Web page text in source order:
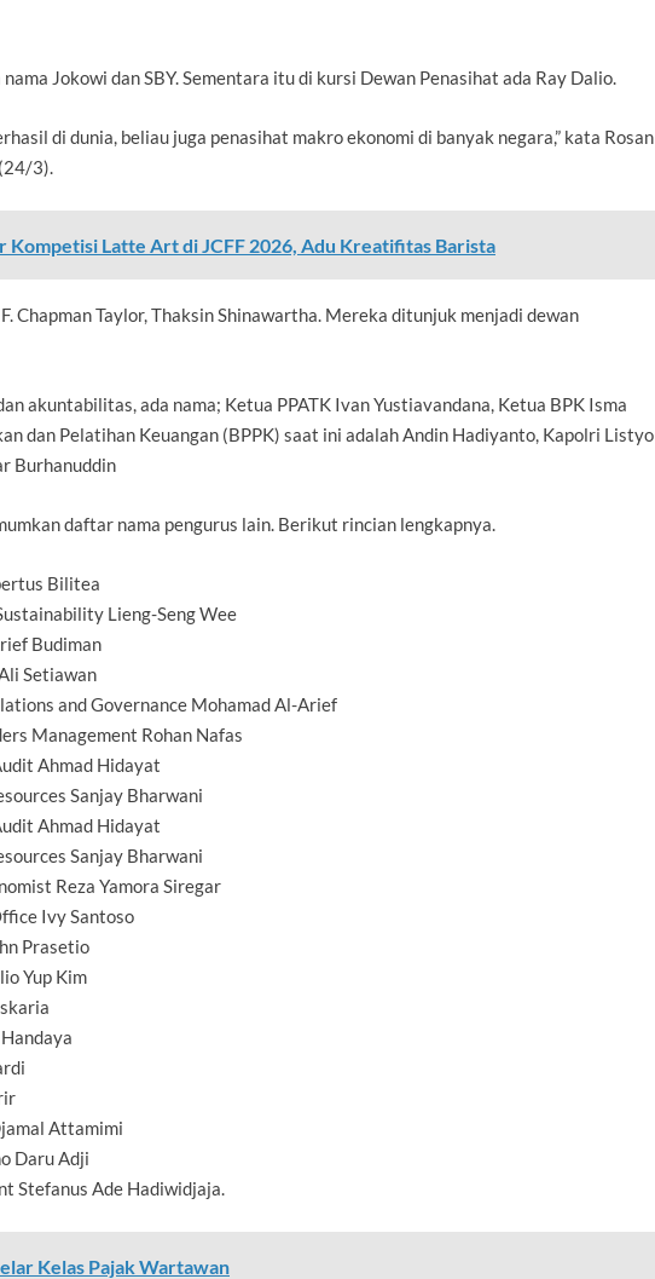
Jokowi dan SBY. Sementara itu di kursi Dewan Penasihat ada Ray Dalio.
di dunia, beliau juga penasihat makro ekonomi di banyak negara,” kata Rosan
3).
Kompetisi Latte Art di JCFF 2026, Adu Kreatifitas Barista
Chapman Taylor, Thaksin Shinawartha. Mereka ditunjuk menjadi dewan
akuntabilitas, ada nama; Ketua PPATK Ivan Yustiavandana, Ketua BPK Isma
dan Pelatihan Keuangan (BPPK) saat ini adalah Andin Hadiyanto, Kapolri Listyo
Burhanuddin
daftar nama pengurus lain. Berikut rincian lengkapnya.
Bilitea
Lieng-Seng Wee
Budiman
Setiawan
and Governance Mohamad Al-Arief
Management Rohan Nafas
Ahmad Hidayat
Sanjay Bharwani
Ahmad Hidayat
Sanjay Bharwani
Reza Yamora Siregar
Ivy Santoso
Prasetio
Yup Kim
Attamimi
Daru Adji
Stefanus Ade Hadiwidjaja.
Kelas Pajak Wartawan